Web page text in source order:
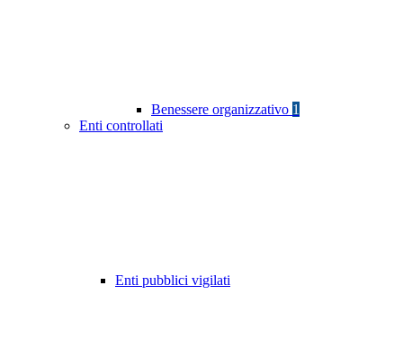
Benessere organizzativo 1
Enti controllati
Enti pubblici vigilati